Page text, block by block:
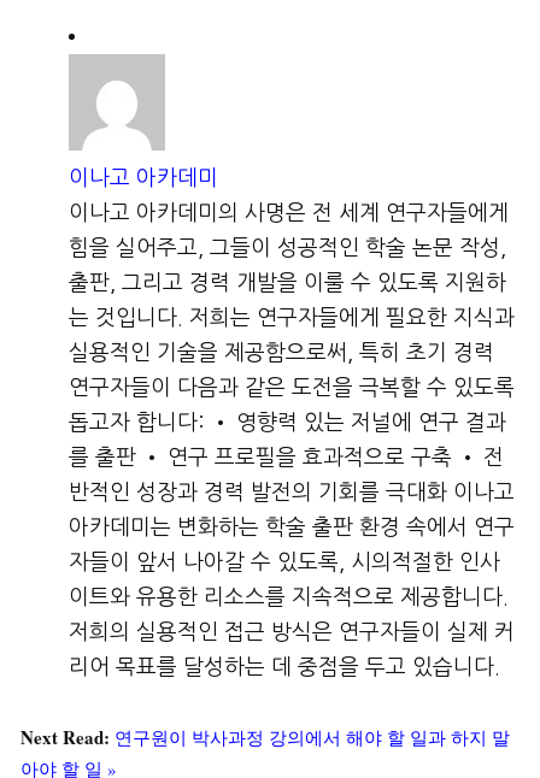
이나고 아카데미
이나고 아카데미의 사명은 전 세계 연구자들에게
힘을 실어주고, 그들이 성공적인 학술 논문 작성,
출판, 그리고 경력 개발을 이룰 수 있도록 지원하
는 것입니다. 저희는 연구자들에게 필요한 지식과
실용적인 기술을 제공함으로써, 특히 초기 경력
연구자들이 다음과 같은 도전을 극복할 수 있도록
돕고자 합니다: • 영향력 있는 저널에 연구 결과
를 출판 • 연구 프로필을 효과적으로 구축 • 전
반적인 성장과 경력 발전의 기회를 극대화 이나고
아카데미는 변화하는 학술 출판 환경 속에서 연구
자들이 앞서 나아갈 수 있도록, 시의적절한 인사
이트와 유용한 리소스를 지속적으로 제공합니다.
저희의 실용적인 접근 방식은 연구자들이 실제 커
리어 목표를 달성하는 데 중점을 두고 있습니다.
Next Read: 연구원이 박사과정 강의에서 해야 할 일과 하지 말
아야 할 일 »